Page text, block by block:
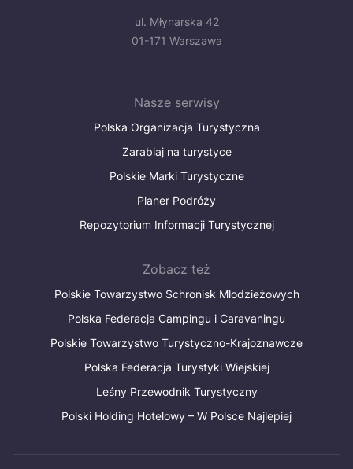
ul. Młynarska 42
01-171 Warszawa
Nasze serwisy
Polska Organizacja Turystyczna
Zarabiaj na turystyce
Polskie Marki Turystyczne
Planer Podróży
Repozytorium Informacji Turystycznej
Zobacz też
Polskie Towarzystwo Schronisk Młodzieżowych
Polska Federacja Campingu i Caravaningu
Polskie Towarzystwo Turystyczno-Krajoznawcze
Polska Federacja Turystyki Wiejskiej
Leśny Przewodnik Turystyczny
Polski Holding Hotelowy – W Polsce Najlepiej